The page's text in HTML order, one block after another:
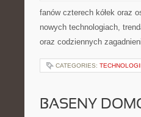
fanów czterech kółek oraz
nowych technologiach,
oraz codziennych
CATEGORIES:
BASENY